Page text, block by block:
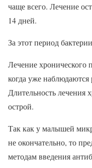
чаще всего. Лечение
14 дней.
За этот период
Лечение хронического
когда уже
Длительность
острой.
Так как у малышей
не окончательно, то
методам введения